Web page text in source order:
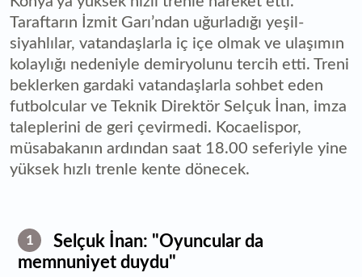
Taraftarın İzmit Garı’ndan uğurladığı yeşil-
siyahlılar, vatandaşlarla iç içe olmak ve ulaşımın
kolaylığı nedeniyle demiryolunu tercih etti. Treni
beklerken gardaki vatandaşlarla sohbet eden
futbolcular ve Teknik Direktör Selçuk İnan, imza
taleplerini de geri çevirmedi. Kocaelispor,
müsabakanın ardından saat 18.00 seferiyle yine
yüksek hızlı trenle kente dönecek.
1
Selçuk İnan: "Oyuncular da
memnuniyet duydu"